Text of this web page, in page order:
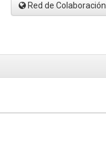
Red de Colaboración